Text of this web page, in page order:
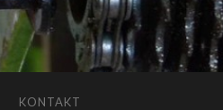
KONTAKT